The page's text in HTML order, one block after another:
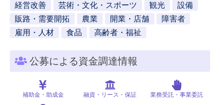
経営改善
芸術・文化・スポーツ 観光
設備
販路・需要開拓
農業 開業・店舗
障害者
雇用・人材
食品 高齢者・福祉
公募による資金調達情報
補助金・助成金 融資・リース・保証 業務受託・事業委託